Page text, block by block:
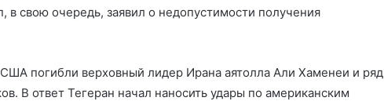
свою очередь, заявил о недопустимости получения
США погибли верховный лидер Ирана аятолла Али Хаменеи и ряд
В ответ Тегеран начал наносить удары по американским